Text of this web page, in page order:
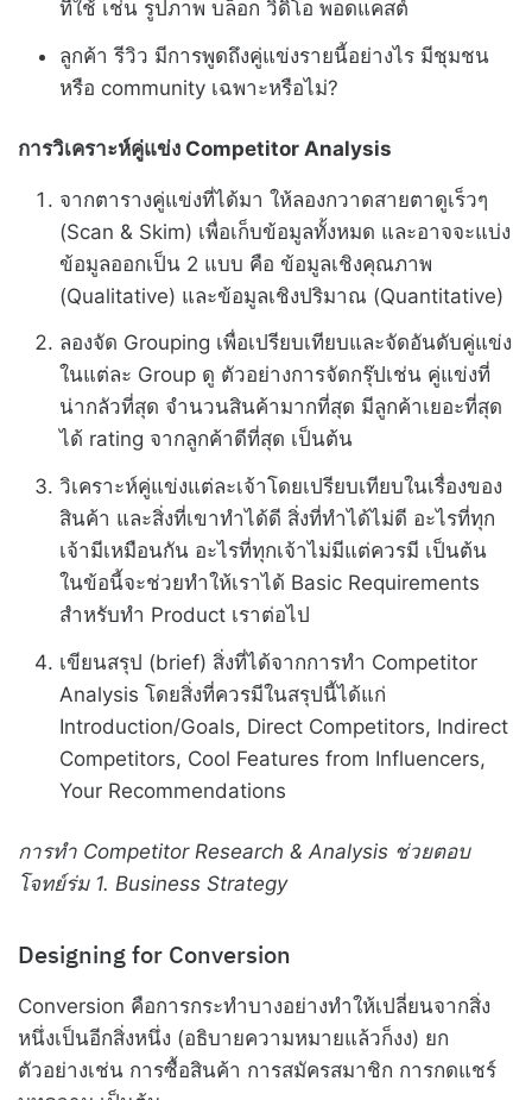
ที่ใช้ เช่น รูปภาพ บล็อก วิดิโอ พอดแคสต์
ลูกค้า รีวิว มีการพูดถึงคู่แข่งรายนี้อย่างไร มีชุมชน
หรือ community เฉพาะหรือไม่?
การวิเคราะห์คู่แข่ง Competitor Analysis
จากตารางคู่แข่งที่ได้มา ให้ลองกวาดสายตาดูเร็วๆ
(Scan & Skim) เพื่อเก็บข้อมูลทั้งหมด และอาจจะแบ่ง
ข้อมูลออกเป็น 2 แบบ คือ ข้อมูลเชิงคุณภาพ
(Qualitative) และข้อมูลเชิงปริมาณ (Quantitative)
ลองจัด Grouping เพื่อเปรียบเทียบและจัดอันดับคู่แข่ง
ในแต่ละ Group ดู ตัวอย่างการจัดกรุ๊ปเช่น คู่แข่งที่
น่ากลัวที่สุด จำนวนสินค้ามากที่สุด มีลูกค้าเยอะที่สุด
ได้ rating จากลูกค้าดีที่สุด เป็นต้น
วิเคราะห์คู่แข่งแต่ละเจ้าโดยเปรียบเทียบในเรื่องของ
สินค้า และสิ่งที่เขาทำได้ดี สิ่งที่ทำได้ไม่ดี อะไรที่ทุก
เจ้ามีเหมือนกัน อะไรที่ทุกเจ้าไม่มีแต่ควรมี เป็นต้น
ในข้อนี้จะช่วยทำให้เราได้ Basic Requirements
สำหรับทำ Product เราต่อไป
เขียนสรุป (brief) สิ่งที่ได้จากการทำ Competitor
Analysis โดยสิ่งที่ควรมีในสรุปนี้ได้แก่
Introduction/Goals, Direct Competitors, Indirect
Competitors, Cool Features from Influencers,
Your Recommendations
การทำ Competitor Research & Analysis ช่วยตอบ
โจทย์ร่ม 1. Business Strategy
Designing for Conversion
Conversion คือการกระทำบางอย่างทำให้เปลี่ยนจากสิ่ง
หนึ่งเป็นอีกสิ่งหนึ่ง (อธิบายความหมายแล้วก็งง) ยก
ตัวอย่างเช่น การซื้อสินค้า การสมัครสมาชิก การกดแชร์